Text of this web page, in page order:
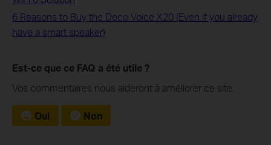
6 Reasons to Buy the Deco Voice X20 (Even if you already
have a smart speaker)
Est-ce que ce FAQ a été utile ?
Vos commentaires nous aideront à améliorer ce site.
Oui Non